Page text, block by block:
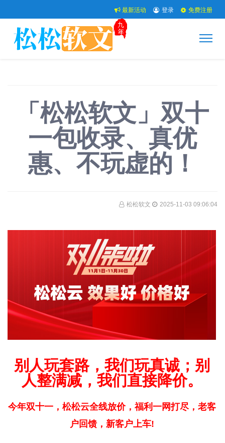
最新活动 登录 免费注册
「松松软文」双十
一包收录、真优
惠、不玩虚的！
松松软文 2025-11-03 09:06:04
别人玩套路，我们玩真诚；别
人整满减，我们直接降价。
今年双十一，松松云全线放价，福利一网打尽，老客
户回馈，新客户上车!